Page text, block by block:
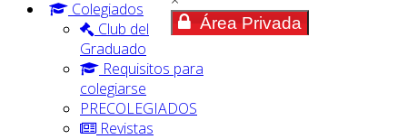
Área Privada
Colegiados
Club del
Graduado
Requisitos para
colegiarse
PRECOLEGIADOS
Revistas